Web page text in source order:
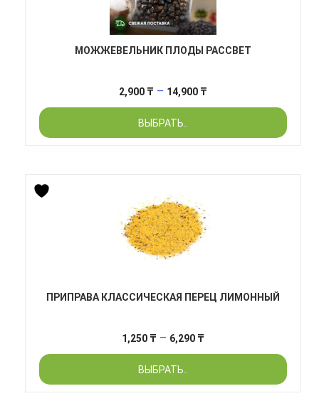
МОЖЖЕВЕЛЬНИК ПЛОДЫ РАССВЕТ
2,900 ₸ – 14,900 ₸
цен:
–
ВЫБРАТЬ..
ПРИПРАВА КЛАССИЧЕСКАЯ ПЕРЕЦ ЛИМОННЫЙ
1,250 ₸ – 6,290 ₸
цен:
–
ВЫБРАТЬ..